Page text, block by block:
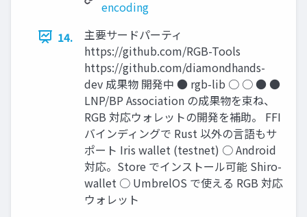
encoding
14.
主要サードパーティ
https://github.com/RGB-Tools
https://github.com/diamondhands-
dev 成果物 開発中 ● rgb-lib ○ ○ ● ●
LNP/BP Association の成果物を束ね、
RGB 対応ウォレットの開発を補助。 FFI
バインディングで Rust 以外の言語もサ
ポート Iris wallet (testnet) ○ Android
対応。Store でインストール可能 Shiro-
wallet ○ UmbrelOS で使える RGB 対応
ウォレット